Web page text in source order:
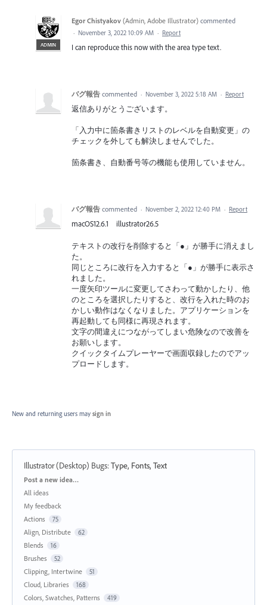
ADMIN
Egor Chistyakov (Admin, Adobe Illustrator) commented
· November 3, 2022 10:09 AM · Report
I can reproduce this now with the area type text.
バグ報告 commented · November 3, 2022 5:18 AM · Report
返信ありがとうございます。
「入力中に箇条書きリストのレベルを自動変更」の
チェックを外しても解決しませんでした。
箇条書き、自動番号等の機能も使用していません。
バグ報告 commented · November 2, 2022 12:40 PM · Report
macOS12.6.1 illustrator26.5
テキストの改行を削除すると「●」が勝手に消えまし
た。
同じところに改行を入力すると「●」が勝手に表示さ
れました。
一度矢印ツールに変更してさわって動かしたり、他
のところを選択したりすると、改行を入れた時のお
かしい動作はなくなりました。アプリケーションを
再起動しても同様に再現されます。
文字の間違えにつながってしまい危険なので改善を
お願いします。
クイックタイムプレーヤーで画面収録したのでアッ
プロードします。
New and returning users may sign in
Illustrator (Desktop) Bugs:Type, Fonts, Text
Categories
Post a new idea…
All ideas
My feedback
Actions
75
Align, Distribute 62
Blends 16
Brushes 52
Clipping, Intertwine 51
Cloud, Libraries 168
Colors, Swatches, Patterns 419